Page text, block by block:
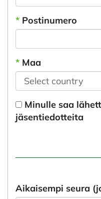
* Postinumero
* Maa
Minulle saa
jäsentiedotteita
Aikaisempi seura